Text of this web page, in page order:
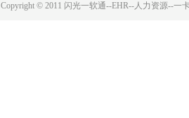
Copyright © 2011 闪光一软通--EHR--人力资源--一